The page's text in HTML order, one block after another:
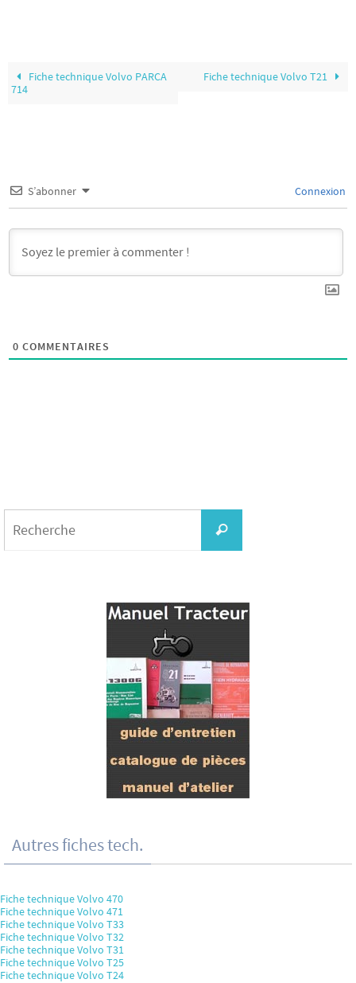
Fiche technique Volvo PARCA
714
Fiche technique Volvo T21
S’abonner Connexion
0 COMMENTAIRES
Recherche
Autres fiches tech.
Fiche technique Volvo 470
Fiche technique Volvo 471
Fiche technique Volvo T33
Fiche technique Volvo T32
Fiche technique Volvo T31
Fiche technique Volvo T25
Fiche technique Volvo T24